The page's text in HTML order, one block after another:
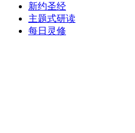
新约圣经
主题式研读
每日灵修